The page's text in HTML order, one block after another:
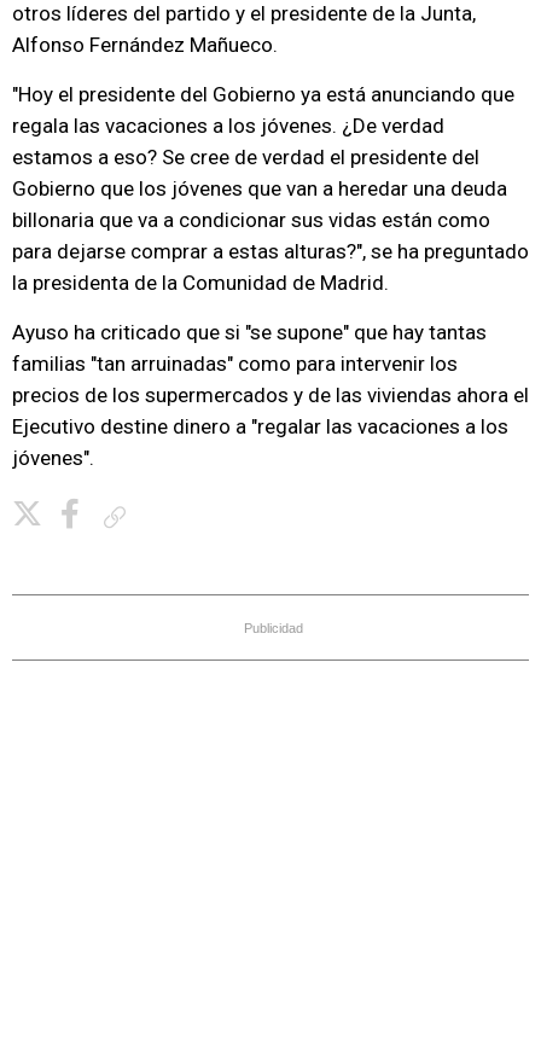
otros líderes del partido y el presidente de la Junta,
Alfonso Fernández Mañueco.
"Hoy el presidente del Gobierno ya está anunciando que
regala las vacaciones a los jóvenes. ¿De verdad
estamos a eso? Se cree de verdad el presidente del
Gobierno que los jóvenes que van a heredar una deuda
billonaria que va a condicionar sus vidas están como
para dejarse comprar a estas alturas?", se ha preguntado
la presidenta de la Comunidad de Madrid.
Ayuso ha criticado que si "se supone" que hay tantas
familias "tan arruinadas" como para intervenir los
precios de los supermercados y de las viviendas ahora el
Ejecutivo destine dinero a "regalar las vacaciones a los
jóvenes".
Publicidad